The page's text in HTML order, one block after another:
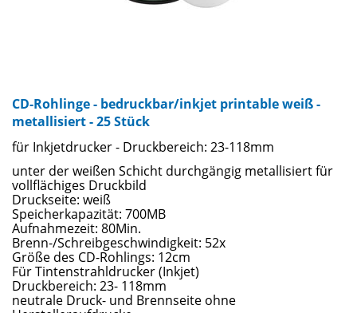
CD-Rohlinge - bedruckbar/inkjet printable weiß -
metallisiert - 25 Stück
für Inkjetdrucker - Druckbereich: 23-118mm
unter der weißen Schicht durchgängig metallisiert für
vollflächiges Druckbild
Druckseite: weiß
Speicherkapazität: 700MB
Aufnahmezeit: 80Min.
Brenn-/Schreibgeschwindigkeit: 52x
Größe des CD-Rohlings: 12cm
Für Tintenstrahldrucker (Inkjet)
Druckbereich: 23- 118mm
neutrale Druck- und Brennseite ohne